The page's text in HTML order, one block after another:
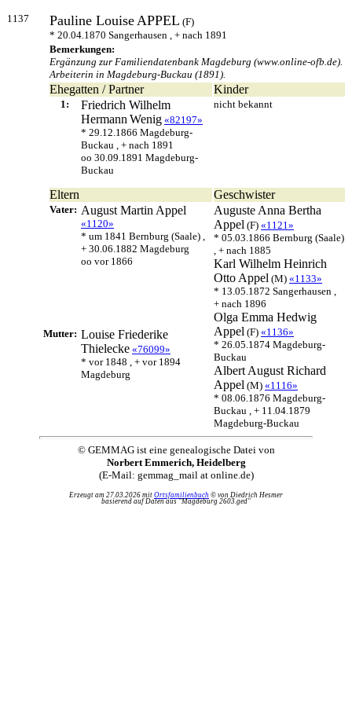
1137 Pauline LouiseAPPEL (F)
* 20.04.1870 Sangerhausen , + nach 1891
Bemerkungen:
Ergänzung zur Familiendatenbank Magdeburg (www.online-ofb.de).
Arbeiterin in Magdeburg-Buckau (1891).
Ehegatten / Partner Kinder
1:
Friedrich Wilhelm
Hermann Wenig «82197»
* 29.12.1866 Magdeburg-
Buckau , + nach 1891
oo 30.09.1891 Magdeburg-
Buckau
nicht bekannt
Eltern Geschwister
Vater: August Martin Appel
«1120»
* um 1841 Bernburg (Saale) ,
+ 30.06.1882 Magdeburg
oo vor 1866
Auguste Anna Bertha
Appel (F) «1121»
* 05.03.1866 Bernburg (Saale)
, + nach 1885
Karl Wilhelm Heinrich
Otto Appel (M) «1133»
* 13.05.1872 Sangerhausen ,
+ nach 1896
Olga Emma Hedwig
Appel (F) «1136»
* 26.05.1874 Magdeburg-
Buckau
Albert August Richard
Appel (M) «1116»
* 08.06.1876 Magdeburg-
Buckau , + 11.04.1879
Magdeburg-Buckau
Mutter: Louise Friederike
Thielecke «76099»
* vor 1848 , + vor 1894
Magdeburg
© GEMMAG ist eine genealogische Datei von
Norbert Emmerich, Heidelberg
(E-Mail: gemmag_mail at online.de)
Erzeugt am 27.03.2026 mit Ortsfamilienbuch © von Diedrich Hesmer
basierend auf Daten aus "Magdeburg 2603.ged"